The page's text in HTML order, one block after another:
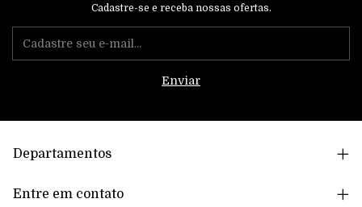
Cadastre-se e receba nossas ofertas.
Departamentos
Entre em contato